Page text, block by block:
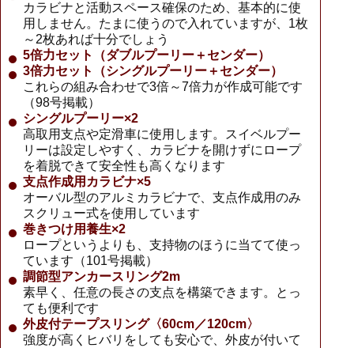
カラビナと活動スペース確保のため、基本的に使
用しません。たまに使うので入れていますが、1枚
～2枚あれば十分でしょう
5倍力セット（ダブルプーリー＋センダー）
3倍力セット（シングルプーリー＋センダー）
これらの組み合わせで3倍～7倍力が作成可能です
（98号掲載）
シングルプーリー×2
高取用支点や定滑車に使用します。スイベルプー
リーは設定しやすく、カラビナを開けずにロープ
を着脱できて安全性も高くなります
支点作成用カラビナ×5
オーバル型のアルミカラビナで、支点作成用のみ
スクリュー式を使用しています
巻きつけ用養生×2
ロープというよりも、支持物のほうに当てて使っ
ています（101号掲載）
調節型アンカースリング2m
素早く、任意の長さの支点を構築できます。とっ
ても便利です
外皮付テープスリング〈60cm／120cm〉
強度が高くヒバリをしても安心で、外皮が付いて